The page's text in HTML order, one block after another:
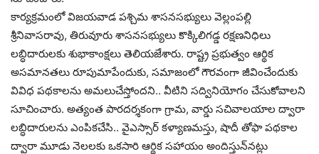
కార్య‌క్ర‌మంలో విజ‌య‌వాడ ప‌శ్చిమ శాస‌న‌స‌భ్యులు వెల్లంప‌ల్లి
శ్రీనివాస‌రావు, తిరువూరు శాస‌న‌స‌భ్యులు కొక్కిలిగ‌డ్డ ర‌క్ష‌ణ‌నిధిలు
ల‌బ్ధిదారుల‌కు శుభాకాంక్ష‌లు తెలియ‌జేశారు. రాష్ట్ర ప్ర‌భుత్వం ఆర్థిక
అస‌మాన‌తలు రూపుమాపేందుకు, స‌మాజంలో గౌర‌వంగా జీవించేందుకు
వివిధ ప‌థ‌కాల‌ను అమ‌లుచేస్తోంద‌ని.. వీటిని స‌ద్వినియోగం చేసుకోవాల‌ని
సూచించారు. అత్యంత పార‌ద‌ర్శ‌కంగా గ్రామ‌, వార్డు స‌చివాల‌యాల ద్వారా
ల‌బ్ధిదారుల‌ను ఎంపిక‌చేసి.. వైఎస్సార్ క‌ళ్యాణ‌మ‌స్తు, షాదీ తోఫా ప‌థ‌కాల
ద్వారా మూడు నెల‌ల‌కు ఒక‌సారి ఆర్థిక స‌హాయం అందిస్తున్‌నట్లు